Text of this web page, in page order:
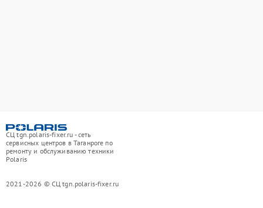
СЦ tgn.polaris-fixer.ru - сеть
сервисных центров в Таганроге по
ремонту и обслуживанию техники
Polaris
2021-2026 © СЦ tgn.polaris-fixer.ru